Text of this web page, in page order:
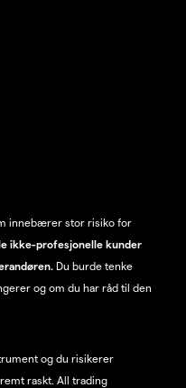
innebærer stor risiko for
ikke-profesjonelle kunder
Du burde tenke
og om du har råd til den
og du risikerer
raskt. All trading